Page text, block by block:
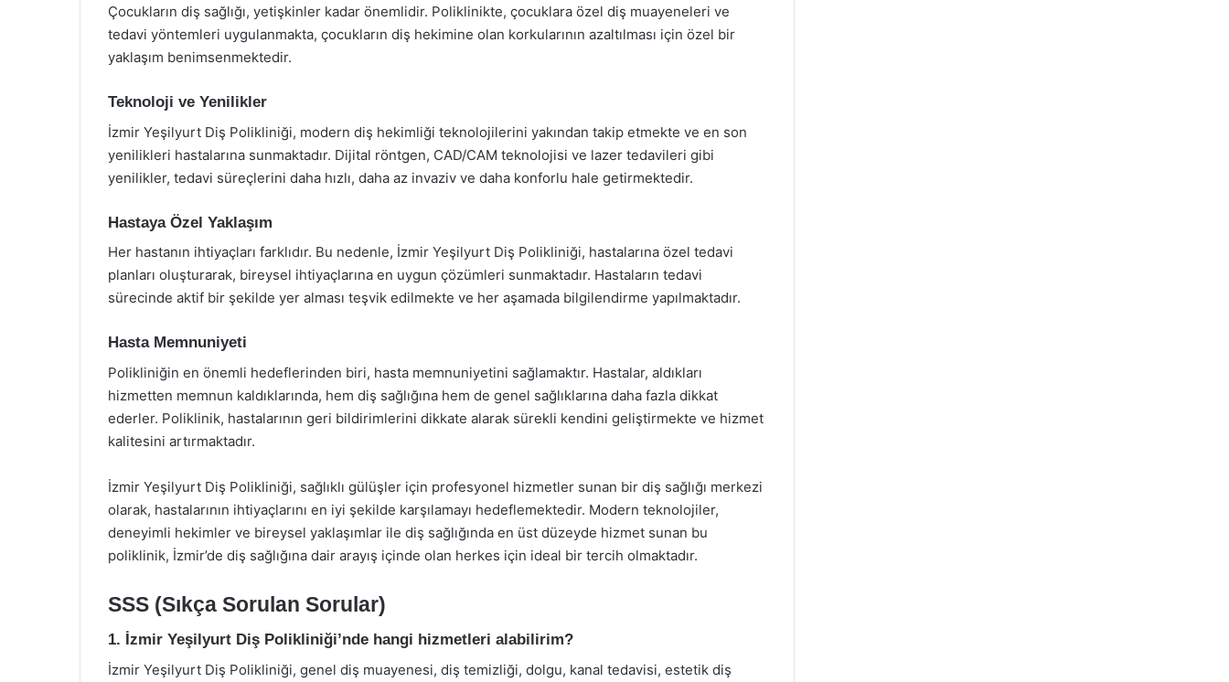
Çocukların diş sağlığı, yetişkinler kadar önemlidir. Poliklinikte, çocuklara özel diş muayeneleri ve
tedavi yöntemleri uygulanmakta, çocukların diş hekimine olan korkularının azaltılması için özel bir
yaklaşım benimsenmektedir.
Teknoloji ve Yenilikler
İzmir Yeşilyurt Diş Polikliniği, modern diş hekimliği teknolojilerini yakından takip etmekte ve en son
yenilikleri hastalarına sunmaktadır. Dijital röntgen, CAD/CAM teknolojisi ve lazer tedavileri gibi
yenilikler, tedavi süreçlerini daha hızlı, daha az invaziv ve daha konforlu hale getirmektedir.
Hastaya Özel Yaklaşım
Her hastanın ihtiyaçları farklıdır. Bu nedenle, İzmir Yeşilyurt Diş Polikliniği, hastalarına özel tedavi
planları oluşturarak, bireysel ihtiyaçlarına en uygun çözümleri sunmaktadır. Hastaların tedavi
sürecinde aktif bir şekilde yer alması teşvik edilmekte ve her aşamada bilgilendirme yapılmaktadır.
Hasta Memnuniyeti
Polikliniğin en önemli hedeflerinden biri, hasta memnuniyetini sağlamaktır. Hastalar, aldıkları
hizmetten memnun kaldıklarında, hem diş sağlığına hem de genel sağlıklarına daha fazla dikkat
ederler. Poliklinik, hastalarının geri bildirimlerini dikkate alarak sürekli kendini geliştirmekte ve hizmet
kalitesini artırmaktadır.
İzmir Yeşilyurt Diş Polikliniği, sağlıklı gülüşler için profesyonel hizmetler sunan bir diş sağlığı merkezi
olarak, hastalarının ihtiyaçlarını en iyi şekilde karşılamayı hedeflemektedir. Modern teknolojiler,
deneyimli hekimler ve bireysel yaklaşımlar ile diş sağlığında en üst düzeyde hizmet sunan bu
poliklinik, İzmir’de diş sağlığına dair arayış içinde olan herkes için ideal bir tercih olmaktadır.
SSS (Sıkça Sorulan Sorular)
1. İzmir Yeşilyurt Diş Polikliniği’nde hangi hizmetleri alabilirim?
İzmir Yeşilyurt Diş Polikliniği, genel diş muayenesi, diş temizliği, dolgu, kanal tedavisi, estetik diş